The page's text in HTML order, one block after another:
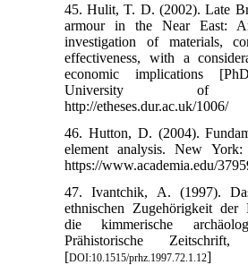
45. Hulit, T. D. (2002). Late
armour in the Near East:
investigation of materials,
effectiveness, with a
economic implications
University of
http://etheses.dur.ac.uk/1006/
46. Hutton, D. (2004).
element analysis. New
https://www.academia.edu/
47. Ivantchik, A. (1997).
ethnischen Zugehörigkeit der
die kimmerische
Prähistorische
[DOI:10.1515/prhz.1997.72.1.12]